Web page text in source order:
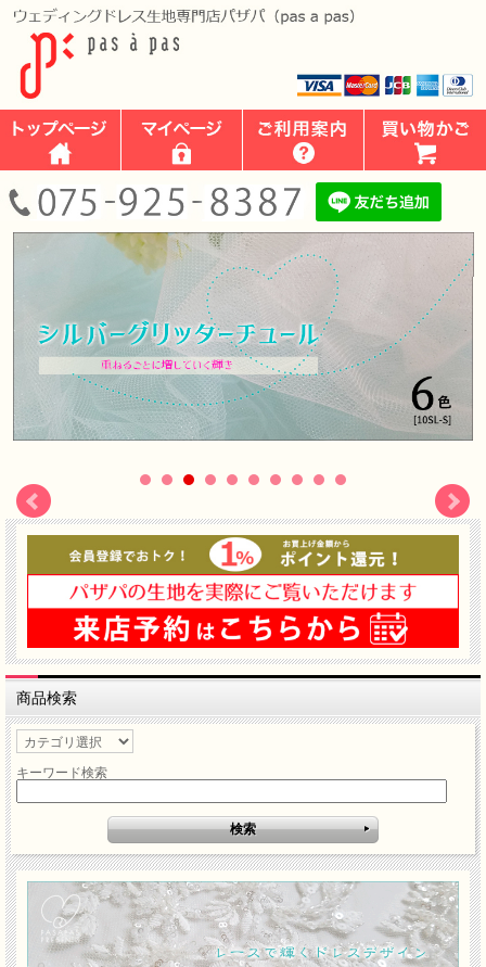
商品検索
キーワード検索